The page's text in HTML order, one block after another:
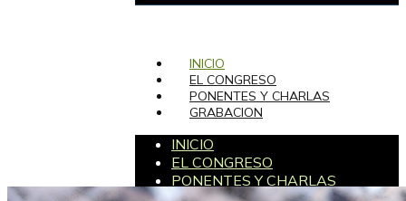
INICIO
EL CONGRESO
PONENTES Y CHARLAS
GRABACION
INICIO
EL CONGRESO
PONENTES Y CHARLAS